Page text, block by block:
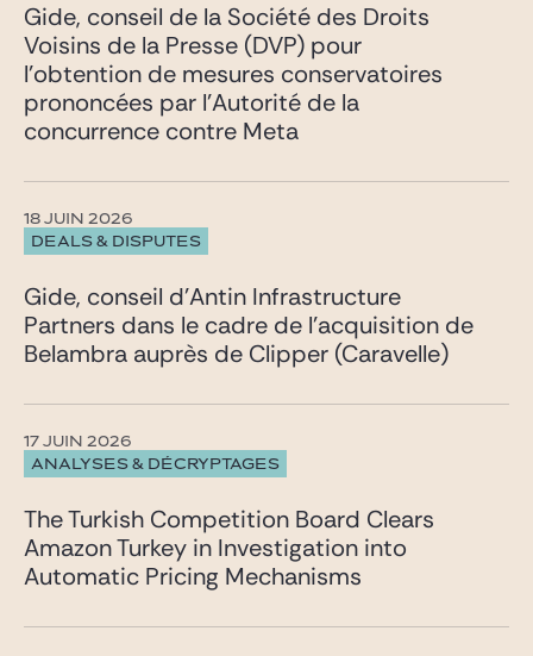
Gide, conseil de la Société des Droits
Voisins de la Presse (DVP) pour
l’obtention de mesures conservatoires
prononcées par l’Autorité de la
concurrence contre Meta
DEALS & DISPUTES
18 JUIN 2026
Gide, conseil d’Antin Infrastructure
Partners dans le cadre de l’acquisition de
Belambra auprès de Clipper (Caravelle)
ANALYSES & DÉCRYPTAGES
17 JUIN 2026
The Turkish Competition Board Clears
Amazon Turkey in Investigation into
Automatic Pricing Mechanisms